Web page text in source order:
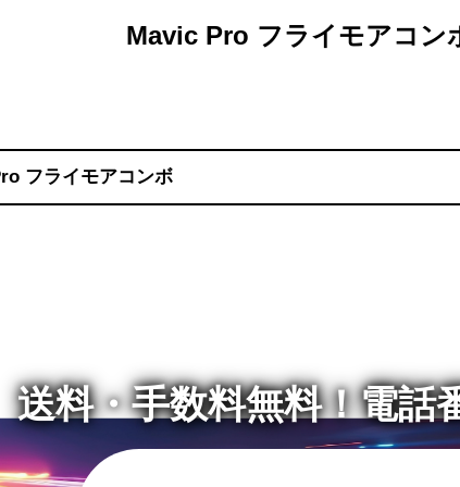
Mavic Pro フライモアコン
フライモアコンボ
送料・手数料無料！電話